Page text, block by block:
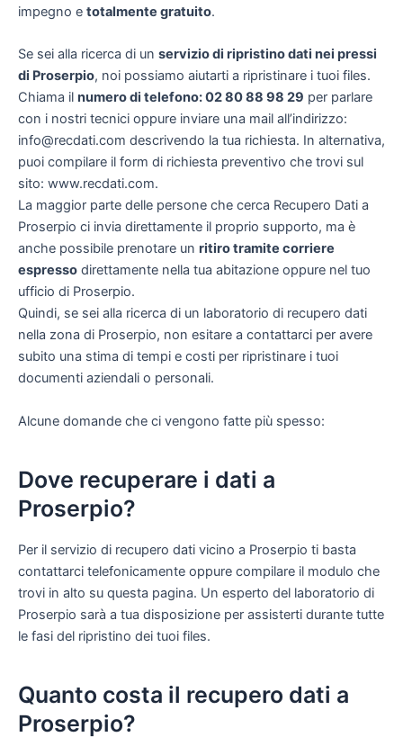
impegno e totalmente gratuito.
Se sei alla ricerca di un servizio di ripristino dati nei pressi
di Proserpio, noi possiamo aiutarti a ripristinare i tuoi files.
Chiama il numero di telefono: 02 80 88 98 29 per parlare
con i nostri tecnici oppure inviare una mail all’indirizzo:
info@recdati.com descrivendo la tua richiesta. In alternativa,
puoi compilare il form di richiesta preventivo che trovi sul
sito: www.recdati.com.
La maggior parte delle persone che cerca Recupero Dati a
Proserpio ci invia direttamente il proprio supporto, ma è
anche possibile prenotare un ritiro tramite corriere
espresso direttamente nella tua abitazione oppure nel tuo
ufficio di Proserpio.
Quindi, se sei alla ricerca di un laboratorio di recupero dati
nella zona di Proserpio, non esitare a contattarci per avere
subito una stima di tempi e costi per ripristinare i tuoi
documenti aziendali o personali.
Alcune domande che ci vengono fatte più spesso:
Dove recuperare i dati a
Proserpio?
Per il servizio di recupero dati vicino a Proserpio ti basta
contattarci telefonicamente oppure compilare il modulo che
trovi in alto su questa pagina. Un esperto del laboratorio di
Proserpio sarà a tua disposizione per assisterti durante tutte
le fasi del ripristino dei tuoi files.
Quanto costa il recupero dati a
Proserpio?